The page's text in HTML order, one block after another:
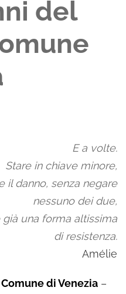
del
E a volte.
Stare in chiave minore,
il danno, senza negare
nessuno dei due,
già una forma altissima
di resistenza.
Amélie
di Venezia –